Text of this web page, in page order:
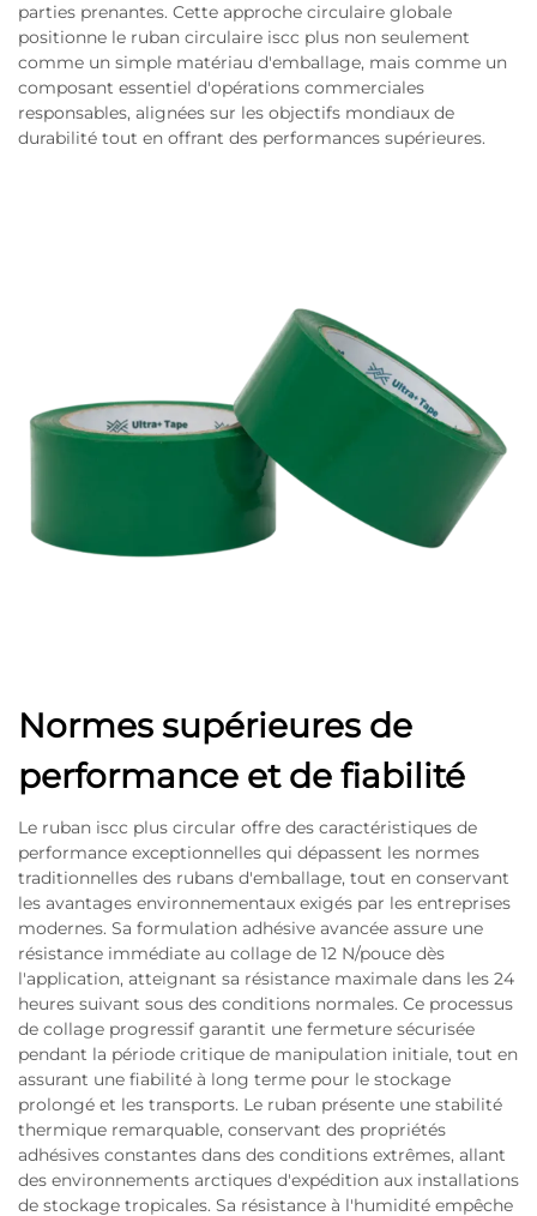
parties prenantes. Cette approche circulaire globale
positionne le ruban circulaire iscc plus non seulement
comme un simple matériau d'emballage, mais comme un
composant essentiel d'opérations commerciales
responsables, alignées sur les objectifs mondiaux de
durabilité tout en offrant des performances supérieures.
Normes supérieures de
performance et de fiabilité
Le ruban iscc plus circular offre des caractéristiques de
performance exceptionnelles qui dépassent les normes
traditionnelles des rubans d'emballage, tout en conservant
les avantages environnementaux exigés par les entreprises
modernes. Sa formulation adhésive avancée assure une
résistance immédiate au collage de 12 N/pouce dès
l'application, atteignant sa résistance maximale dans les 24
heures suivant sous des conditions normales. Ce processus
de collage progressif garantit une fermeture sécurisée
pendant la période critique de manipulation initiale, tout en
assurant une fiabilité à long terme pour le stockage
prolongé et les transports. Le ruban présente une stabilité
thermique remarquable, conservant des propriétés
adhésives constantes dans des conditions extrêmes, allant
des environnements arctiques d'expédition aux installations
de stockage tropicales. Sa résistance à l'humidité empêche